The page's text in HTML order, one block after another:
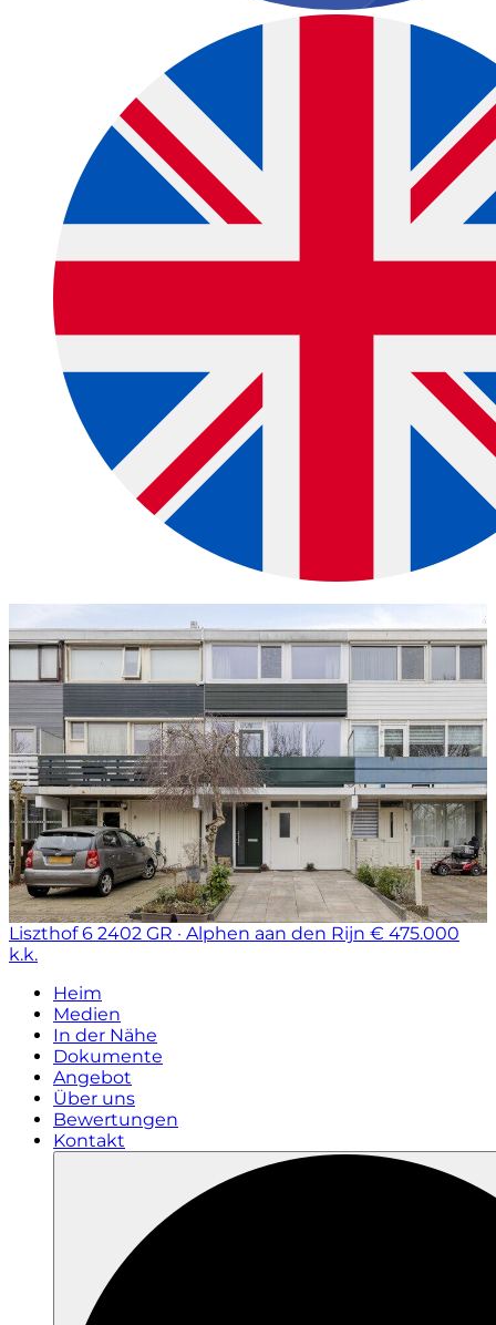
Liszthof 6 2402 GR · Alphen aan den Rijn € 475.000
k.k.
Heim
Medien
In der Nähe
Dokumente
Angebot
Über uns
Bewertungen
Kontakt